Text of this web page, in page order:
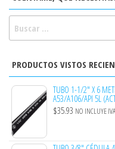
PRODUCTOS VISTOS
TUBO 1-1/2" X 6
A53/A106/API 5L
$35.93 NO INCLUYE IVA